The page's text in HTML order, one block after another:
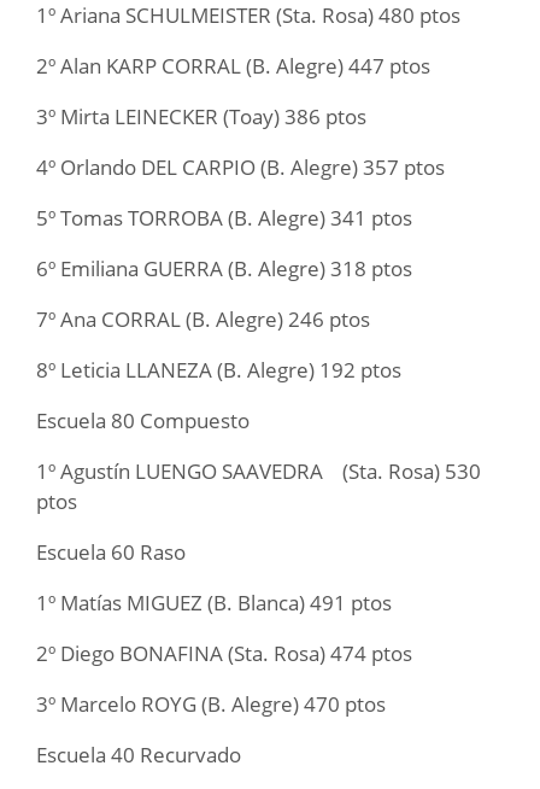
1º Ariana SCHULMEISTER (Sta. Rosa) 480 ptos
2º Alan KARP CORRAL (B. Alegre) 447 ptos
3º Mirta LEINECKER (Toay) 386 ptos
4º Orlando DEL CARPIO (B. Alegre) 357 ptos
5º Tomas TORROBA (B. Alegre) 341 ptos
6º Emiliana GUERRA (B. Alegre) 318 ptos
7º Ana CORRAL (B. Alegre) 246 ptos
8º Leticia LLANEZA (B. Alegre) 192 ptos
Escuela 80 Compuesto
1º Agustín LUENGO SAAVEDRA (Sta. Rosa) 530
ptos
Escuela 60 Raso
1º Matías MIGUEZ (B. Blanca) 491 ptos
2º Diego BONAFINA (Sta. Rosa) 474 ptos
3º Marcelo ROYG (B. Alegre) 470 ptos
Escuela 40 Recurvado